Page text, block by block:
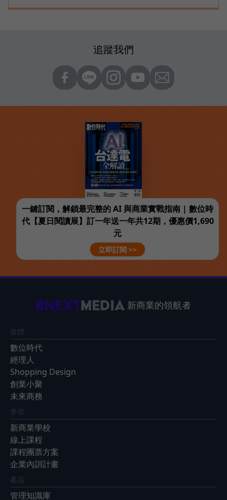
追蹤我們
一鍵訂閱，解鎖最完整的 AI 與商業實戰指南 | 數位時
代【夏日閱讀展】訂一年送一年共12期，優惠價1,690
元
立即訂閱 >>
新商業的領航者
媒體
數位時代
經理人
Shopping Design
創業小聚
未來商務
學習
新商業學校
線上課程
課程團票方案
企業內訓計畫
產品
管理知識庫